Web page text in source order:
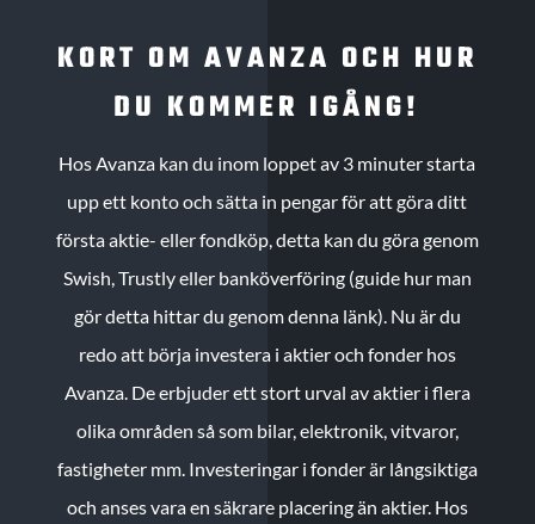
KORT OM AVANZA OCH HUR
DU KOMMER IGÅNG!
Hos Avanza kan du inom loppet av 3 minuter starta
upp ett konto och sätta in pengar för att göra ditt
första aktie- eller fondköp, detta kan du göra genom
Swish, Trustly eller banköverföring (guide hur man
gör detta hittar du genom denna länk). Nu är du
redo att börja investera i aktier och fonder hos
Avanza. De erbjuder ett stort urval av aktier i flera
olika områden så som bilar, elektronik, vitvaror,
fastigheter mm. Investeringar i fonder är långsiktiga
och anses vara en säkrare placering än aktier. Hos